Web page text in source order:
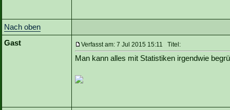
Nach oben
Gast
Verfasst am: 7 Jul 2015 15:11 Titel:
Man kann alles mit Statistiken irgendwie